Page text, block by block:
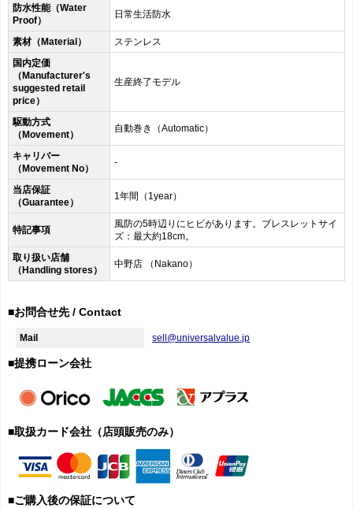
防水性能（Water
Proof）
日常生活防水
素材（Material）
ステンレス
国内定価
（Manufacturer's
suggested retail
price）
生産終了モデル
駆動方式
（Movement）
自動巻き（Automatic）
キャリバー
（Movement No）
-
当店保証
（Guarantee）
1年間（1year）
特記事項
風防の5時辺りにヒビがあります。ブレスレットサイ
ズ：最大約18cm。
取り扱い店舗
（Handling stores）
中野店 （Nakano）
■お問合せ先 / Contact
Mail sell@universalvalue.jp
■提携ローン会社
■取扱カード会社（店頭販売のみ）
■ご購入後の保証について